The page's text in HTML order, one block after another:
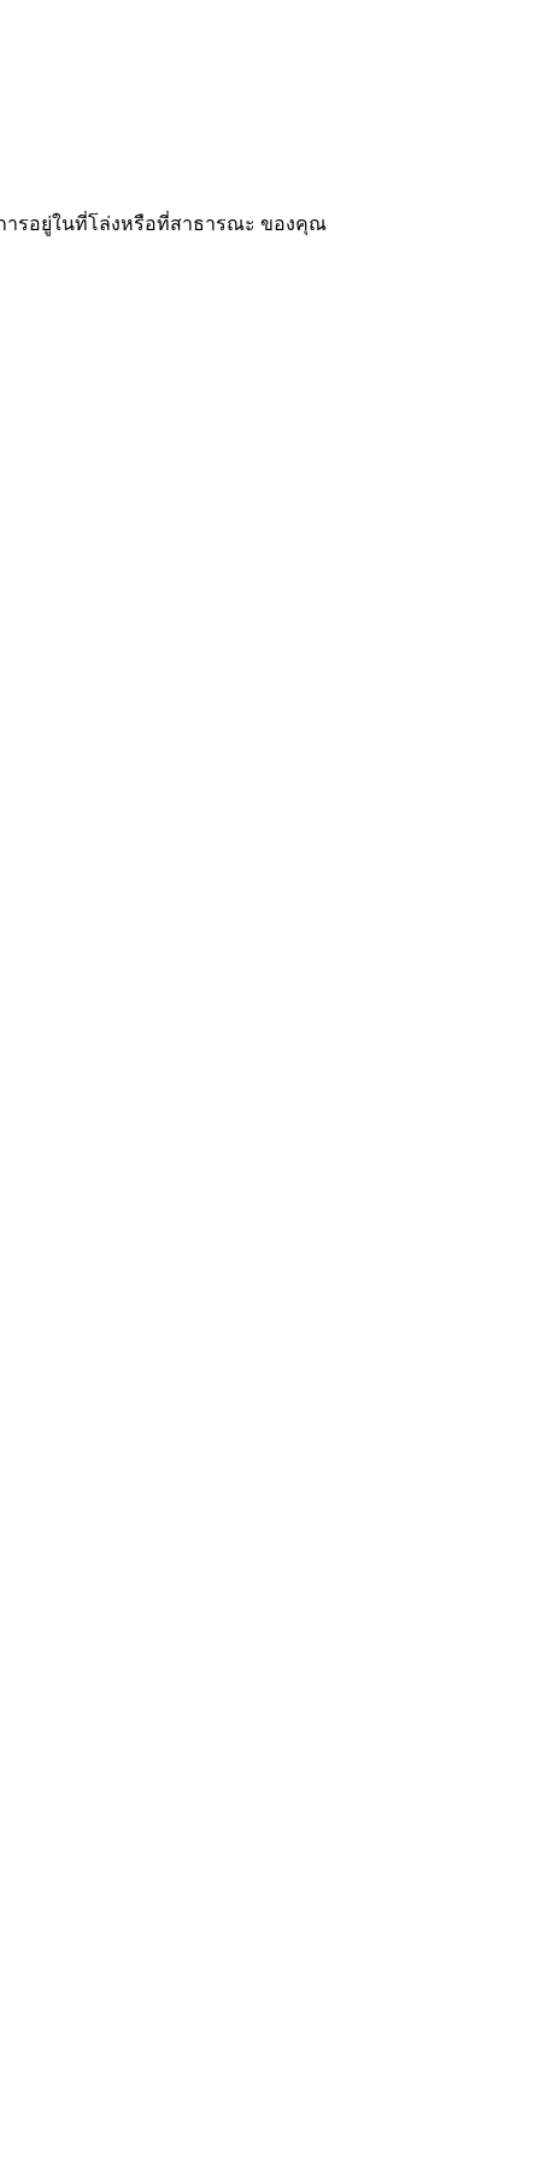
ารอยู่ในที่โล่งหรือที่สาธารณะ ของคุณ